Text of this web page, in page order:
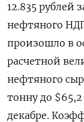
12.835 рублей
нефтяного
‌произошло в
расчетной
нефтяного
тонну до $65,2
декабре.